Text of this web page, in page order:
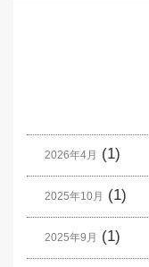
2026年4月 (1)
2025年10月 (1)
2025年9月 (1)